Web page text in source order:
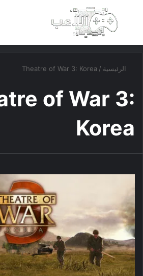
بحث عن
الرئيسية /
Theatre of War 3: Korea
of War 3:
Korea